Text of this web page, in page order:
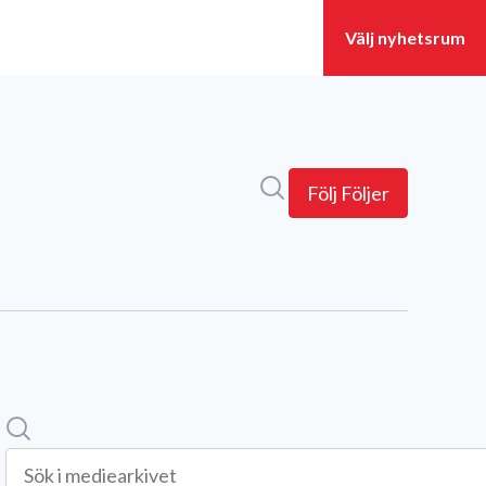
Följ Följer
Sök
Sök i mediearkivet